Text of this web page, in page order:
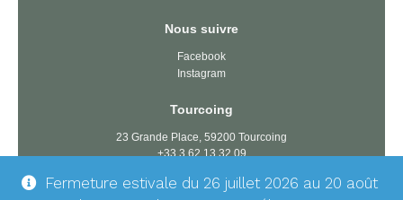
Fermeture estivale du 26 juillet 2026 au 20 août
Nous suivre
Facebook
Instagram
Tourcoing
23 Grande Place, 59200 Tourcoing
+33 3 62 13 32 09